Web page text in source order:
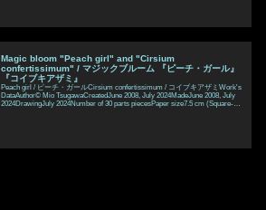
Magic bloom "Peach girl" and "Cirsium
confertissimum" / マジックブルーム 『ピーチ・ガール』
『コイブキアザミ』
Peach girl / ピーチ・ガールCirsium confertissimum / コイブキアザミWork's
DataAuthor© Mio TsugawaCreatedJune 2008, July 2024MadeJune 2008, July
2024DrawingJuly 2024Number of 30 parts piecesPaper size7.5 cm (Square-